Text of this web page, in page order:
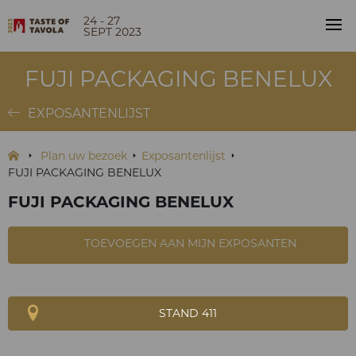
24 - 27
SEPT 2023
FUJI PACKAGING BENELUX
EXPOSANTENLIJST
Plan uw bezoek
Exposantenlijst
FUJI PACKAGING BENELUX
FUJI PACKAGING BENELUX
TOEVOEGEN AAN MIJN EXPOSANTEN
STAND 411